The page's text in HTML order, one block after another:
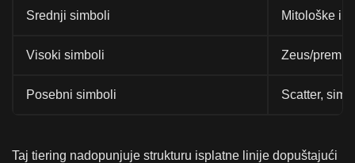
Srednji simboli Mitološke
Visoki simboli Zeus/
Posebni simboli Scatter,
Taj tiering nadopunjuje strukturu isplatne linije dopuštajući